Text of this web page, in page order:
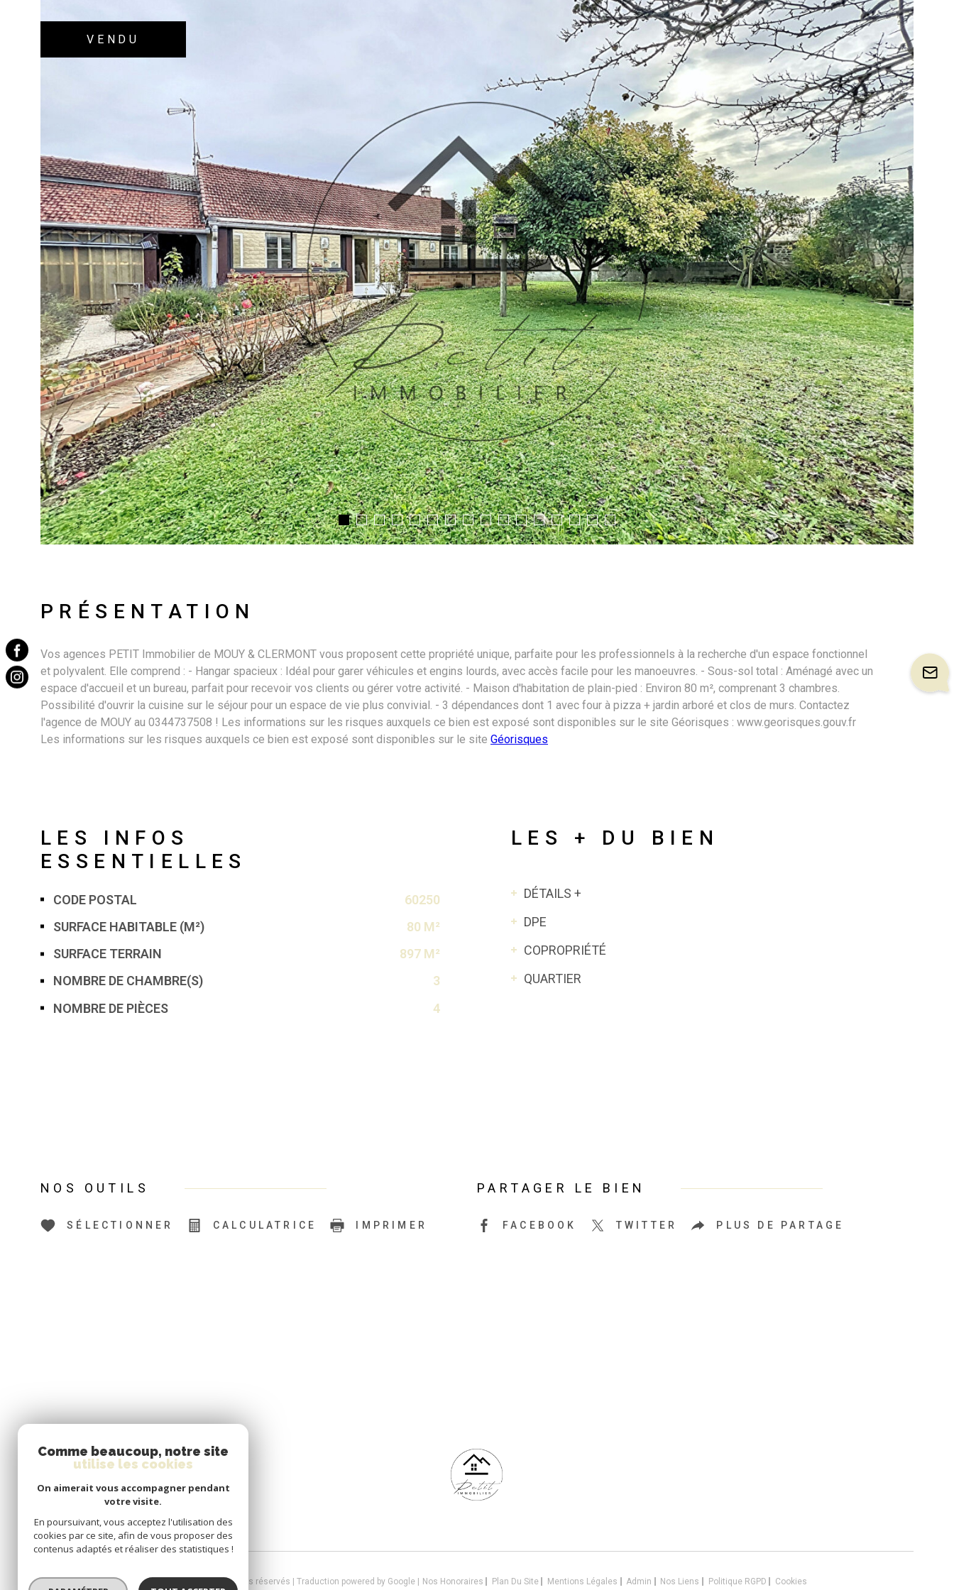
VENDU
PRÉSENTATION
Vos agences PETIT Immobilier de MOUY & CLERMONT vous proposent cette propriété unique, parfaite pour les professionnels à la recherche d'un espace fonctionnel
et polyvalent. Elle comprend : - Hangar spacieux : Idéal pour garer véhicules et engins lourds, avec accès facile pour les manoeuvres. - Sous-sol total : Aménagé avec un
espace d'accueil et un bureau, parfait pour recevoir vos clients ou gérer votre activité. - Maison d'habitation de plain-pied : Environ 80 m², comprenant 3 chambres.
Possibilité d'ouvrir la cuisine sur le séjour pour un espace de vie plus convivial. - 3 dépendances dont 1 avec four à pizza + jardin arboré et clos de murs. Contactez
l'agence de MOUY au 0344737508 ! Les informations sur les risques auxquels ce bien est exposé sont disponibles sur le site Géorisques : www.georisques.gouv.fr
Les informations sur les risques auxquels ce bien est exposé sont disponibles sur le site Géorisques
LES INFOS
ESSENTIELLES
Caractérisque Valeurs
CODE POSTAL
60250
SURFACE HABITABLE (M²)
80 M²
SURFACE TERRAIN
897 M²
NOMBRE DE CHAMBRE(S)
3
NOMBRE DE PIÈCES
4
LES + DU BIEN
DÉTAILS +
DPE
COPROPRIÉTÉ
QUARTIER
NOS OUTILS
SÉLECTIONNER CALCULATRICE IMPRIMER
PARTAGER LE BIEN
FACEBOOK TWITTER PLUS DE PARTAGE
© 2026 | Tous droits réservés | Traduction powered by Google | Nos Honoraires Plan Du Site Mentions Légales Admin Nos Liens Politique RGPD Cookies
Comme beaucoup, notre site
utilise les cookies
On aimerait vous accompagner pendant
votre visite.
En poursuivant, vous acceptez l'utilisation des
cookies par ce site, afin de vous proposer des
contenus adaptés et réaliser des statistiques !